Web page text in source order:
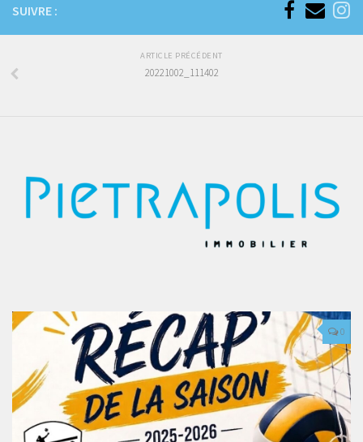
SUIVRE :
ARTICLE PRÉCÉDENT
20221002_111402
0